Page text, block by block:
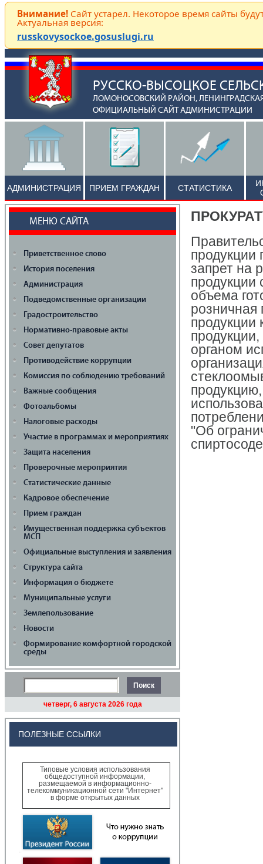
Внимание! Сайт устарел. Некоторое время сайты
Актуальная версия:
russkovysockoe.gosuslugi.ru
РУССКО-ВЫСОЦКОЕ
ЛОМОНОСОВСКИЙ РАЙОН,
ОФИЦИАЛЬНЫЙ САЙТ АДМИНИСТРАЦИИ
АДМИНИСТРАЦИЯ ПРИЕМ ГРАЖДАН СТАТИСТИКА
МЕНЮ САЙТА
Приветственное слово
История поселения
Администрация
Подведомственные организации
Градостроительство
Нормативно-правовые акты
Совет депутатов
Противодействие коррупции
Комиссия по соблюдению требований
Важные сообщения
Фотоальбомы
Налоговые расходы
Участие в программах и мероприятиях
Защита населения
Проверочные мероприятия
Статистические данные
Кадровое обеспечение
Прием граждан
Имущественная поддержка cубъектов
МСП
Официальные выступления и заявления
Структура сайта
Информация о бюджете
Муниципальные услуги
Землепользование
Новости
Формирование комфортной городской
среды
четверг, 6 августа 2026 года
ПОЛЕЗНЫЕ ССЫЛКИ
Типовые условия использования
общедоступной информации,
размещаемой в информационно-
телекоммуникационной сети "Интернет"
в форме открытых данных
запрет на
продукции
объема
розничная
продукции
органом
"Об